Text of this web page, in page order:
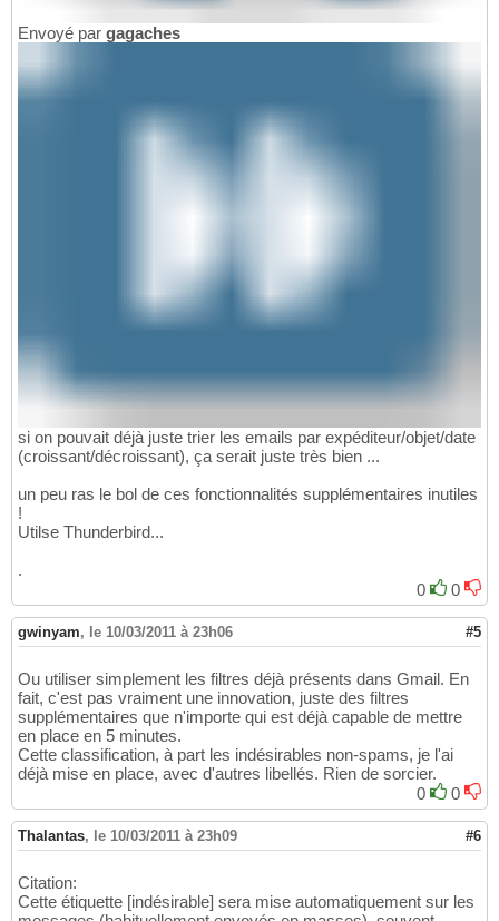
Envoyé par gagaches
si on pouvait déjà juste trier les emails par expéditeur/objet/date
(croissant/décroissant), ça serait juste très bien ...
un peu ras le bol de ces fonctionnalités supplémentaires inutiles
!
Utilse Thunderbird...
.
0
0
gwinyam, le 10/03/2011 à 23h06 #5
Ou utiliser simplement les filtres déjà présents dans Gmail. En
fait, c'est pas vraiment une innovation, juste des filtres
supplémentaires que n'importe qui est déjà capable de mettre
en place en 5 minutes.
Cette classification, à part les indésirables non-spams, je l'ai
déjà mise en place, avec d'autres libellés. Rien de sorcier.
0
0
Thalantas, le 10/03/2011 à 23h09 #6
Citation:
Cette étiquette [indésirable] sera mise automatiquement sur les